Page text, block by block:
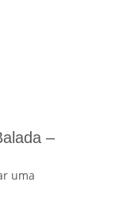
–
uma